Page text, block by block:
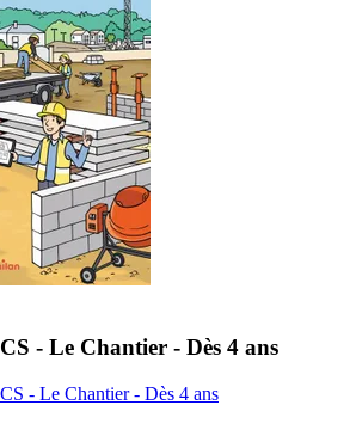
- Le Chantier - Dès 4 ans
- Le Chantier - Dès 4 ans